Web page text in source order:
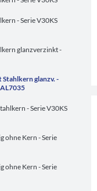
- Serie V30KS
glanzverzinkt -
Stahlkern glanzv. -
- Serie V30KS
ohne Kern - Serie
ohne Kern - Serie